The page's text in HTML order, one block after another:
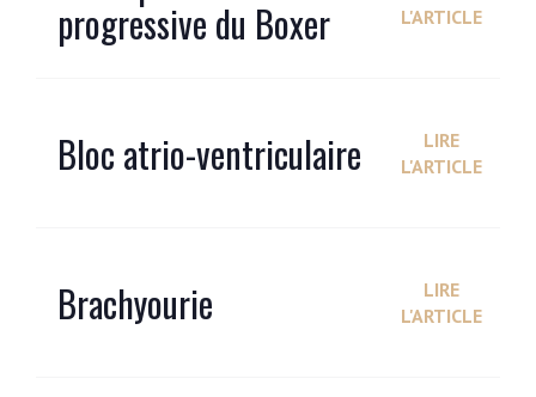
progressive du Boxer
L'ARTICLE
Bloc atrio-ventriculaire
LIRE
L'ARTICLE
Brachyourie
LIRE
L'ARTICLE